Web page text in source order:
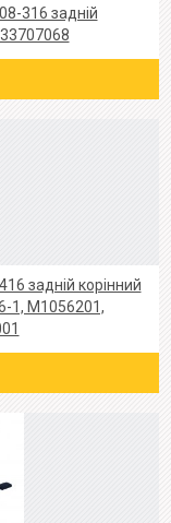
316 задній
задній корінний
1, M1056201,